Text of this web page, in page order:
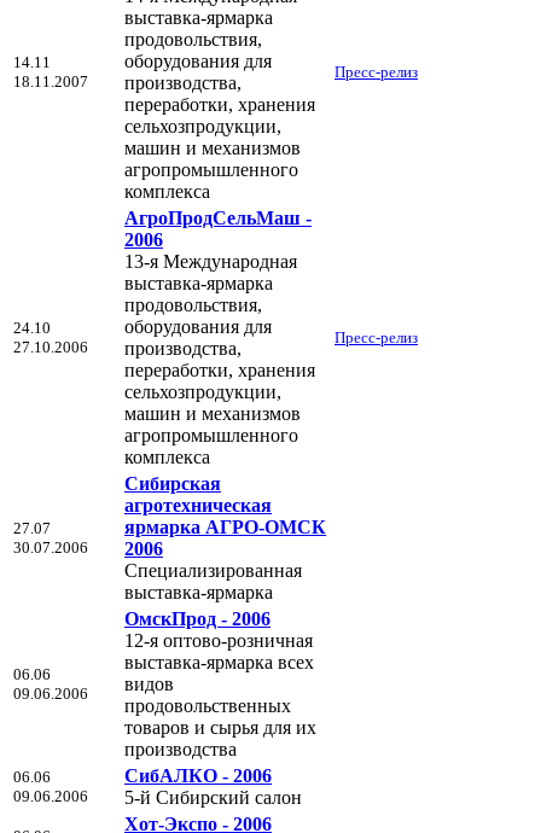
14.11
18.11.2007
выставка-ярмарка
продовольствия,
оборудования для
производства,
переработки, хранения
сельхозпродукции,
машин и механизмов
агропромышленного
комплекса
Пресс-релиз
24.10
27.10.2006
АгроПродСельМаш -
2006
13-я Международная
выставка-ярмарка
продовольствия,
оборудования для
производства,
переработки, хранения
сельхозпродукции,
машин и механизмов
агропромышленного
комплекса
Пресс-релиз
27.07
30.07.2006
Сибирская
агротехническая
ярмарка АГРО-ОМСК
2006
Специализированная
выставка-ярмарка
06.06
09.06.2006
ОмскПрод - 2006
12-я оптово-розничная
выставка-ярмарка всех
видов
продовольственных
товаров и сырья для их
производства
06.06
09.06.2006
СибАЛКО - 2006
5-й Сибирский салон
Хот-Экспо - 2006